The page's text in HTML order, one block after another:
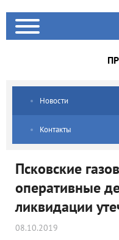
Новости
Контакты
Псковские
оперативные
ликвидации
08.10.2019